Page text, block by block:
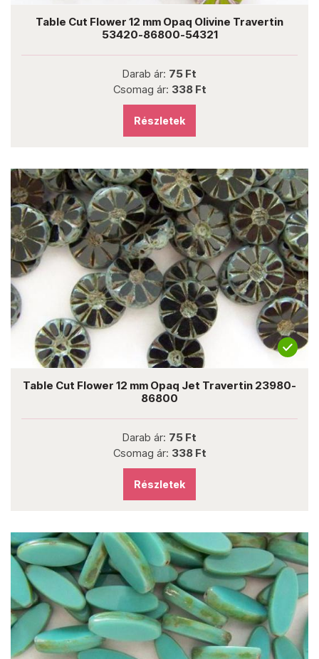
Table Cut Flower 12 mm Opaq Olivine Travertin
53420-86800-54321
Darab ár: 75 Ft
Csomag ár: 338 Ft
Részletek
Table Cut Flower 12 mm Opaq Jet Travertin 23980-
86800
Darab ár: 75 Ft
Csomag ár: 338 Ft
Részletek